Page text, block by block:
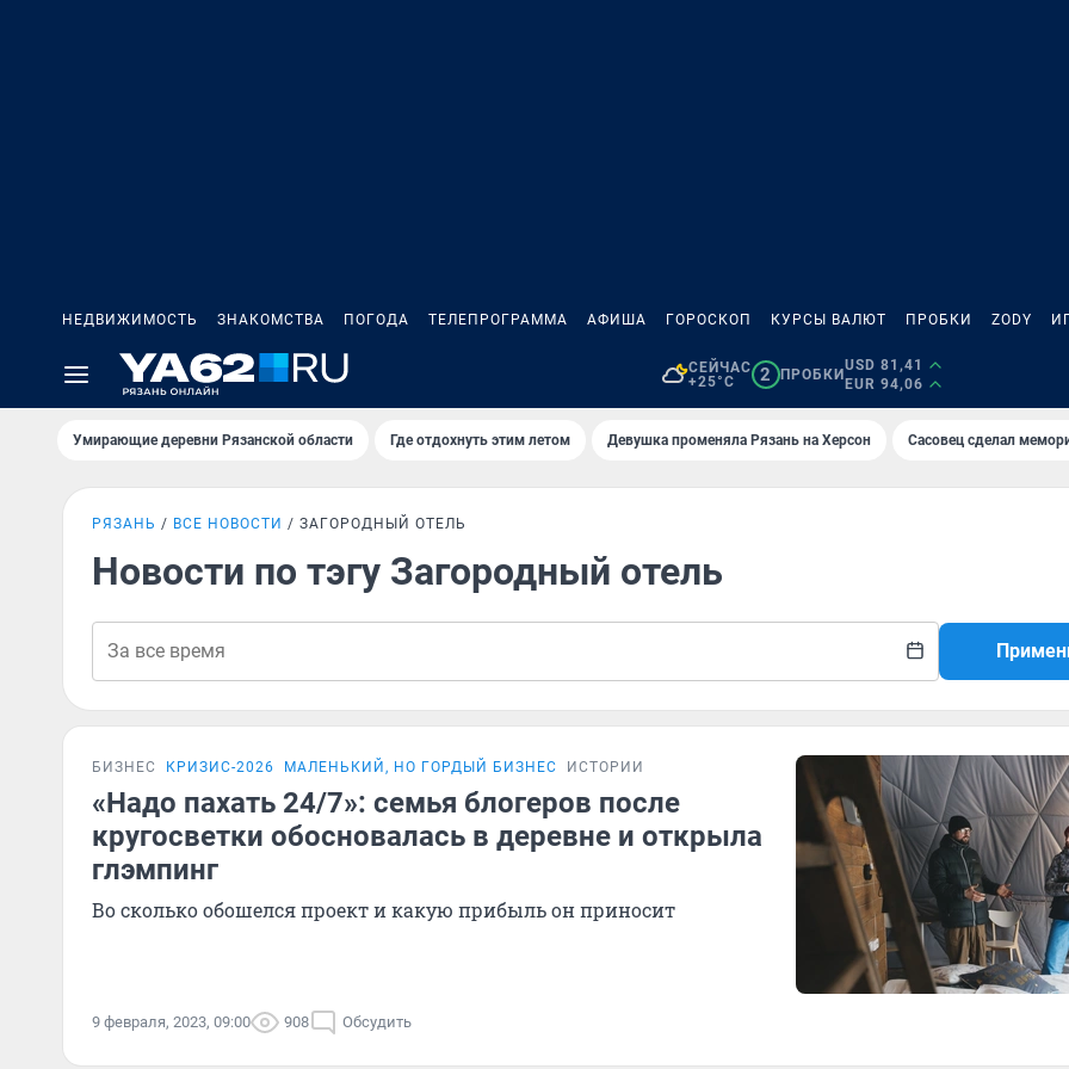
НЕДВИЖИМОСТЬ ЗНАКОМСТВА ПОГОДА ТЕЛЕПРОГРАММА АФИША ГОРОСКОП КУРСЫ ВАЛЮТ ПРОБКИ ZODY
СЕЙЧАС
+25°C
2 ПРОБКИ
USD 81,41
EUR 94,06
Умирающие деревни Рязанской области Где отдохнуть этим летом Девушка променяла Рязань на Херсон Сасовец сделал
РЯЗАНЬ ВСЕ НОВОСТИ ЗАГОРОДНЫЙ ОТЕЛЬ
Новости по тэгу Загородный отель
БИЗНЕС КРИЗИС-2026 МАЛЕНЬКИЙ, НО ГОРДЫЙ БИЗНЕС ИСТОРИИ
«Надо пахать 24/7»: семья блогеров после
кругосветки обосновалась в деревне и открыла
глэмпинг
Во сколько обошелся проект и какую прибыль он приносит
9 февраля, 2023, 09:00 908 Обсудить